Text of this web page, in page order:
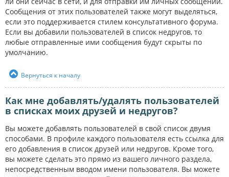
Сообщения от этих пользователей также могут выделяться,
если это поддерживается стилем консультативного форума.
Если вы добавили пользователей в список недругов, то
любые отправленные ими сообщения будут скрыты по
умолчанию.
Вернуться к началу
Как мне добавлять/удалять пользователей
в списках моих друзей и недругов?
Вы можете добавлять пользователей в свой список двумя
способами. В профиле каждого пользователя есть ссылка для
его добавления в список друзей или недругов. Кроме того,
вы можете сделать это прямо из вашего личного раздела,
непосредственным вводом имени пользователя. Вы можете